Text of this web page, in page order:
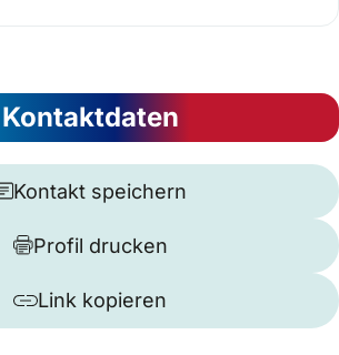
Kontaktdaten
Kontakt speichern
Profil drucken
Link kopieren